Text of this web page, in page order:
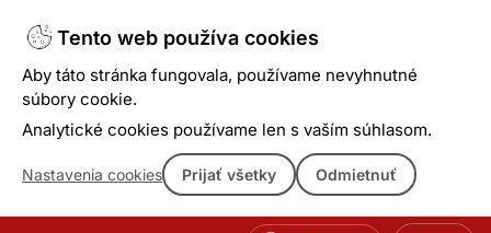
Tento web používa cookies
Aby táto stránka fungovala, používame nevyhnutné
súbory cookie.
Analytické cookies používame len s vaším súhlasom.
Nastavenia cookies Prijať všetky Odmietnuť